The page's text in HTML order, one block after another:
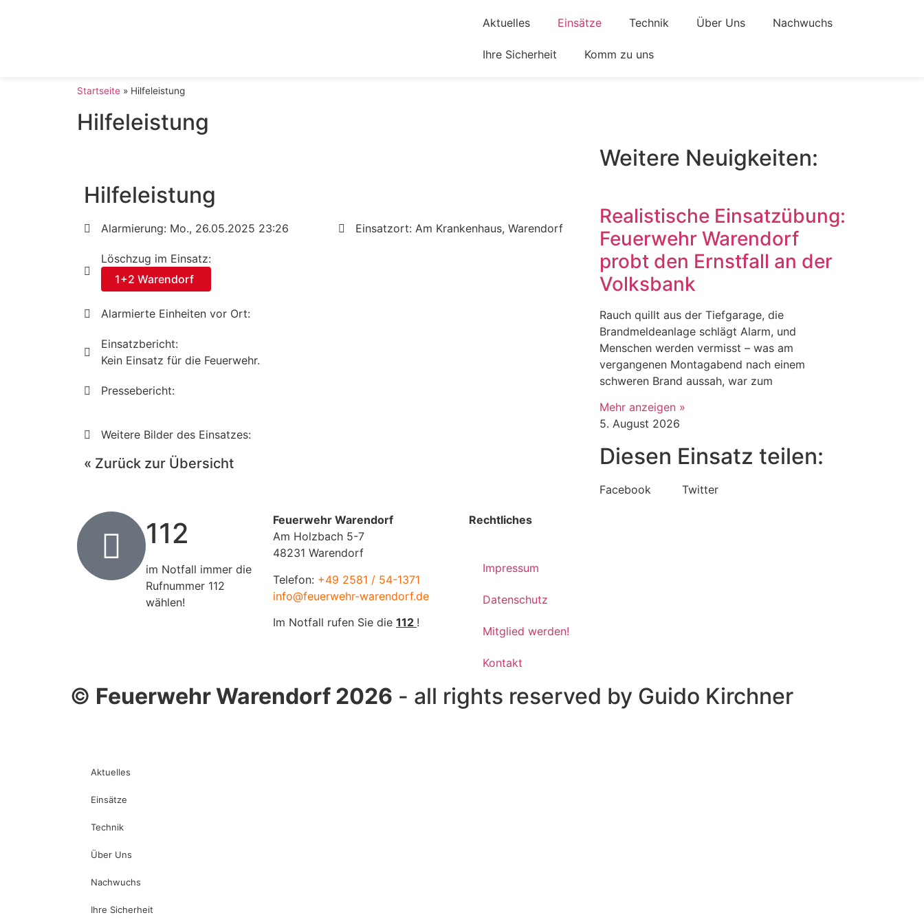
Aktuelles Einsätze Technik Über Uns Nachwuchs
Ihre Sicherheit Komm zu uns
Startseite » Hilfeleistung
Hilfeleistung
Hilfeleistung
Alarmierung: Mo., 26.05.2025 23:26 Einsatzort: Am Krankenhaus, Warendorf
Löschzug im Einsatz:
1+2 Warendorf
Alarmierte Einheiten vor Ort:
Einsatzbericht:
Kein Einsatz für die Feuerwehr.
Pressebericht:
Weitere Bilder des Einsatzes:
« Zurück zur Übersicht
Weitere Neuigkeiten:
Realistische Einsatzübung:
Feuerwehr Warendorf
probt den Ernstfall an der
Volksbank
Rauch quillt aus der Tiefgarage, die
Brandmeldeanlage schlägt Alarm, und
Menschen werden vermisst – was am
vergangenen Montagabend nach einem
schweren Brand aussah, war zum
Mehr anzeigen »
5. August 2026
Diesen Einsatz teilen:
Facebook Twitter
112
im Notfall immer die
Rufnummer 112
wählen!
Feuerwehr Warendorf
Am Holzbach 5-7
48231 Warendorf
Telefon: +49 2581 / 54-1371
info@feuerwehr-warendorf.de
Im Notfall rufen Sie die 112 !
Rechtliches
Impressum
Datenschutz
Mitglied werden!
Kontakt
© Feuerwehr Warendorf 2026 - all rights reserved by Guido Kirchner
Aktuelles
Einsätze
Technik
Über Uns
Nachwuchs
Ihre Sicherheit